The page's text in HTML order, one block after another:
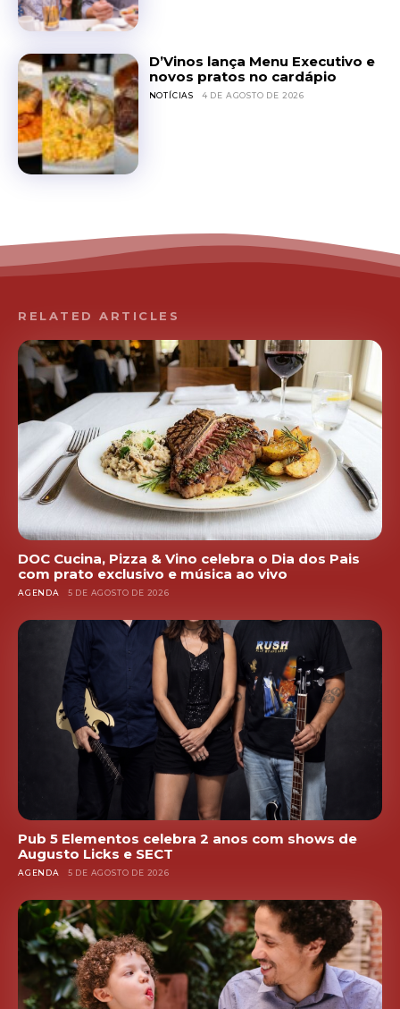
D’Vinos lança Menu Executivo e
novos pratos no cardápio
NOTÍCIAS 4 DE AGOSTO DE 2026
RELATED ARTICLES
DOC Cucina, Pizza & Vino celebra o Dia dos Pais
com prato exclusivo e música ao vivo
AGENDA 5 DE AGOSTO DE 2026
Pub 5 Elementos celebra 2 anos com shows de
Augusto Licks e SECT
AGENDA 5 DE AGOSTO DE 2026